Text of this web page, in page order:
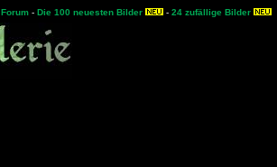
Forum - Die 100 neuesten Bilder - 24 zufällige Bilder